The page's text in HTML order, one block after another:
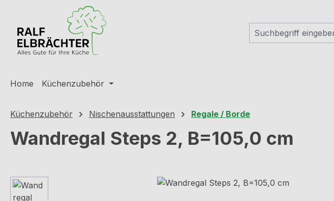
Hauptinhalt springen
Zur Suche springen
Zur Hauptnavigation springen
Home Küchenzubehör
Küchenzubehör Nischenausstattungen Regale / Borde
Wandregal Steps 2, B=105,0 cm
Bildergalerie überspringen